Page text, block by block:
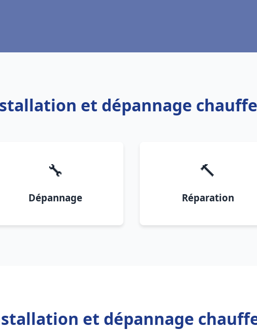
et dépannage
🔧
Dépannage
🔨
Réparation
et dépannage